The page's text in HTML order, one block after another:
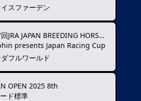
スファーデン
JRA JAPAN BREEDING HORSE SHOW
presents Japan Racing Cup
フルワールド
OPEN 2025 8th
ド標準